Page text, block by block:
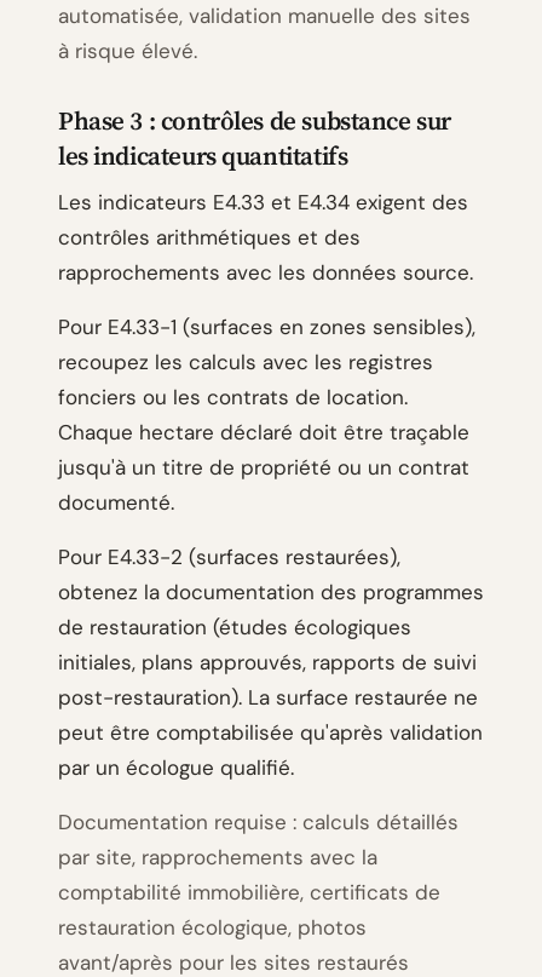
automatisée, validation manuelle des sites
à risque élevé.
Phase 3 : contrôles de substance sur
les indicateurs quantitatifs
Les indicateurs E4.33 et E4.34 exigent des
contrôles arithmétiques et des
rapprochements avec les données source.
Pour E4.33-1 (surfaces en zones sensibles),
recoupez les calculs avec les registres
fonciers ou les contrats de location.
Chaque hectare déclaré doit être traçable
jusqu'à un titre de propriété ou un contrat
documenté.
Pour E4.33-2 (surfaces restaurées),
obtenez la documentation des programmes
de restauration (études écologiques
initiales, plans approuvés, rapports de suivi
post-restauration). La surface restaurée ne
peut être comptabilisée qu'après validation
par un écologue qualifié.
Documentation requise : calculs détaillés
par site, rapprochements avec la
comptabilité immobilière, certificats de
restauration écologique, photos
avant/après pour les sites restaurés